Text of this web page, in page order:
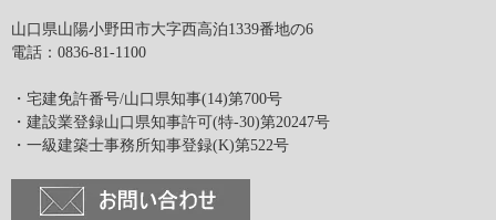
山口県山陽小野田市大字西高泊1339番地の6
電話：0836-81-1100
・宅建免許番号/山口県知事(14)第700号
・建設業登録山口県知事許可(特-30)第20247号
・一級建築士事務所知事登録(K)第522号